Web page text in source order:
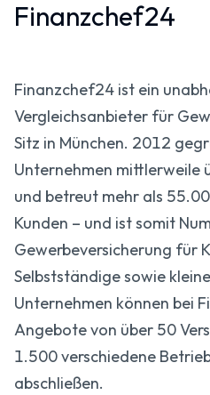
Finanzchef24
Finanzchef24 ist ein
Vergleichsanbieter für
Sitz in München. 2012
Unternehmen mittlerweile
und betreut mehr als
Kunden – und ist somit
Gewerbeversicherung für
Selbstständige sowie
Unternehmen können bei
Angebote von über 50
1.500 verschiedene
abschließen.